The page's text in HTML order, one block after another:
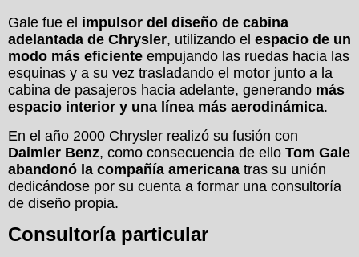
Gale fue el impulsor del diseño de cabina
adelantada de Chrysler, utilizando el espacio de un
modo más eficiente empujando las ruedas hacia las
esquinas y a su vez trasladando el motor junto a la
cabina de pasajeros hacia adelante, generando más
espacio interior y una línea más aerodinámica.
En el año 2000 Chrysler realizó su fusión con
Daimler Benz, como consecuencia de ello Tom Gale
abandonó la compañía americana tras su unión
dedicándose por su cuenta a formar una consultoría
de diseño propia.
Consultoría particular